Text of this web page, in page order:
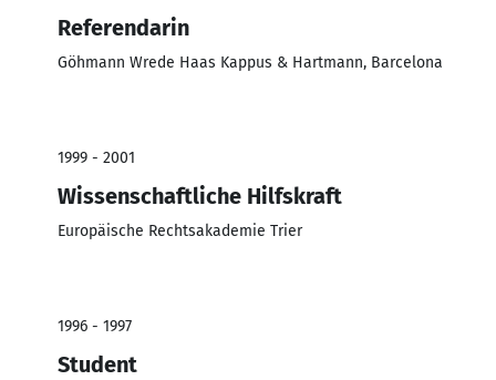
Referendarin
Göhmann Wrede Haas Kappus & Hartmann, Barcelona
1999 - 2001
Wissenschaftliche Hilfskraft
Europäische Rechtsakademie Trier
1996 - 1997
Student